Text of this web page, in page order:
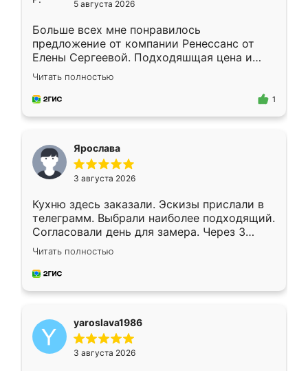
5 августа 2026
Больше всех мне понравилось
предложение от компании Ренессанс от
Елены Сергеевой. Подходяшщая цена и
короткие сроки изготовления. Приехавший
для замера сотрудник Владислав
предложил по моему эскизу самый
Читать полностью
1
Ярослава
3 августа 2026
Кухню здесь заказали. Эскизы прислали в
телеграмм. Выбрали наиболее подходящий.
Согласовали день для замера. Через 3
недели кухня была уже готова. Остались
довольны работой. Спасибо Ренессанс
мебель за качественную работу!
Читать полностью
yaroslava1986
3 августа 2026